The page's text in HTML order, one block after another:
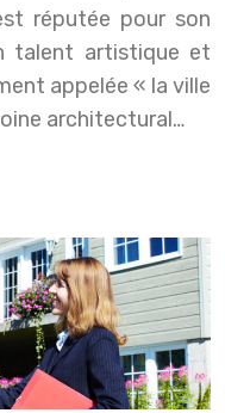
réputée pour son
talent artistique et
appelée « la ville
architectural…